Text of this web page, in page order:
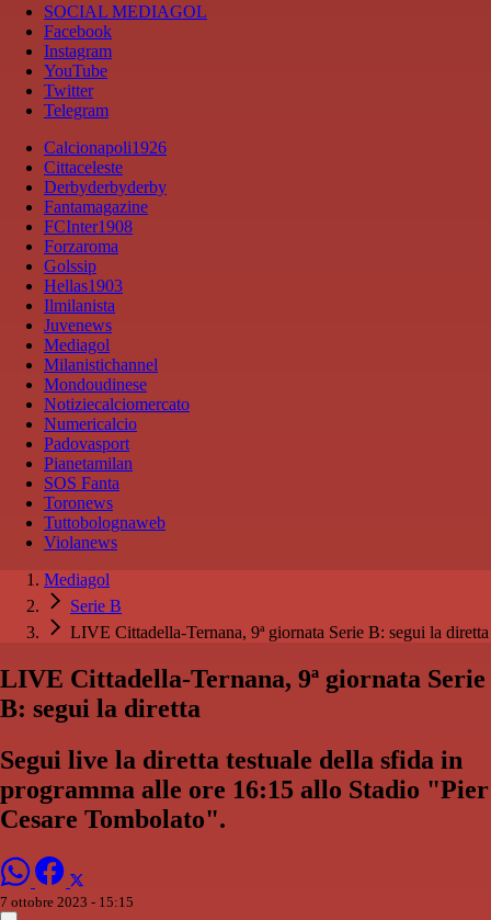
SOCIAL MEDIAGOL
Facebook
Instagram
YouTube
Twitter
Telegram
Calcionapoli1926
Cittaceleste
Derbyderbyderby
Fantamagazine
FCInter1908
Forzaroma
Golssip
Hellas1903
Ilmilanista
Juvenews
Mediagol
Milanistichannel
Mondoudinese
Notiziecalciomercato
Numericalcio
Padovasport
Pianetamilan
SOS Fanta
Toronews
Tuttobolognaweb
Violanews
Mediagol
Serie B
LIVE Cittadella-Ternana, 9ª giornata Serie B: segui la diretta
LIVE Cittadella-Ternana, 9ª giornata Serie
B: segui la diretta
Segui live la diretta testuale della sfida in
programma alle ore 16:15 allo Stadio "Pier
Cesare Tombolato".
7 ottobre 2023 - 15:15